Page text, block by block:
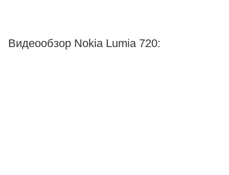
Видеообзор Nokia Lumia 720: